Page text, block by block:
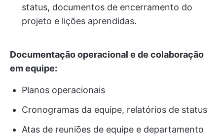
status, documentos de encerramento do
projeto e lições aprendidas.
Documentação operacional e de colaboração
em equipe:
Planos operacionais
Cronogramas da equipe, relatórios de status
Atas de reuniões de equipe e departamento